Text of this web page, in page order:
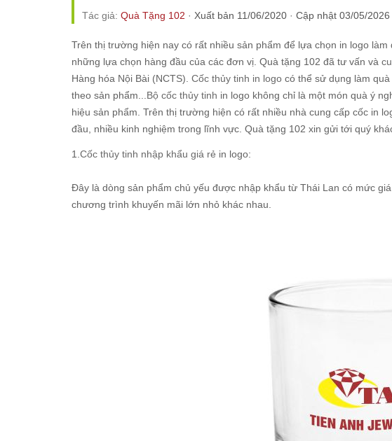
Tác giả: Quà Tặng 102 · Xuất bản 11/06/2020 · Cập nhật 03/05/2026
Trên thị trường hiện nay có rất nhiều sản phẩm để lựa chọn in logo
những lựa chọn hàng đầu của các đơn vị. Quà tặng 102 đã tư vấn và
Hàng hóa Nội Bài (NCTS). Cốc thủy tinh in logo có thể sử dụng làm
theo sản phẩm... Bộ cốc thủy tinh in logo không chỉ là một món quà ý
hiệu sản phẩm. Trên thị trường hiện có rất nhiều nhà cung cấp cốc in
đầu, nhiều kinh nghiệm trong lĩnh vực. Quà tặng 102 xin gửi tới quý
1. Cốc thủy tinh nhập khẩu giá rẻ in logo:
Đây là dòng sản phẩm chủ yếu được nhập khẩu từ Thái Lan có mức
chương trình khuyến mãi lớn nhỏ khác nhau.